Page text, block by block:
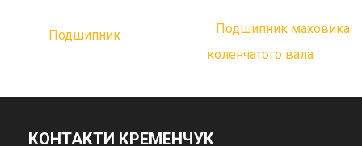
Подшипник
Подшипник маховика
коленчатого вала
КОНТАКТИ КРЕМЕНЧУК